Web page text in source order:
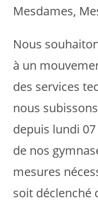
Mesdames,
Nous
à un
des services
nous
depuis lundi
de nos
mesures
soit déclenché